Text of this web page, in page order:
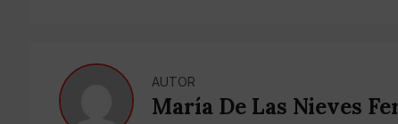
AUTOR
María De Las Nieves